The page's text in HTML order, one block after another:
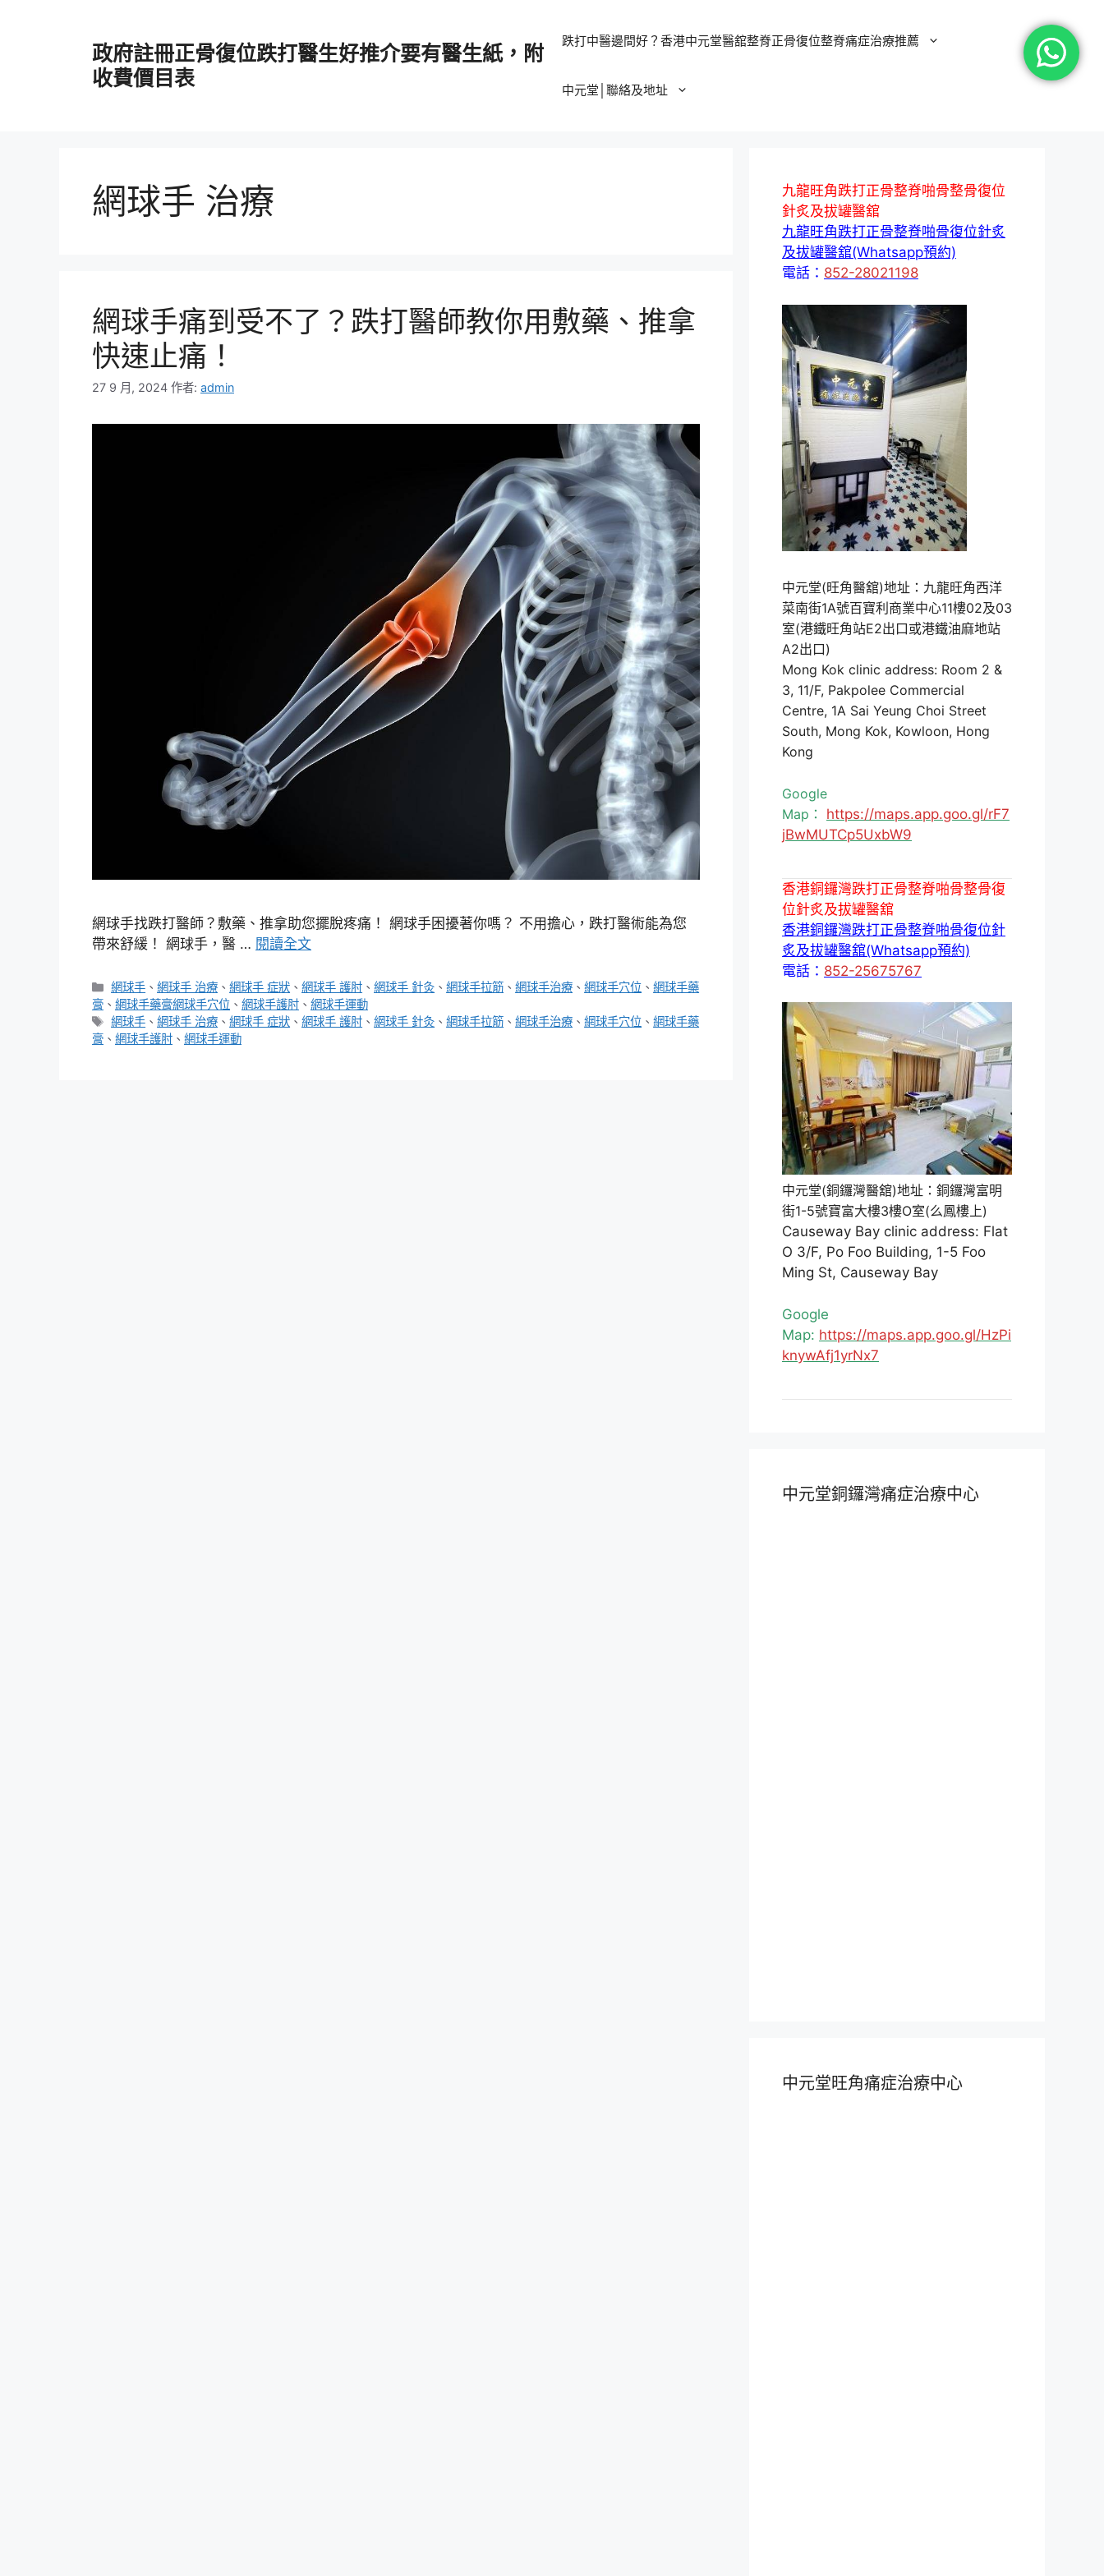
政府註冊正骨復位跌打醫生好推介要有醫生紙，附
收費價目表
跌打中醫邊間好？香港中元堂醫舘整脊正骨復位整脊痛症治療推薦
中元堂│聯絡及地址
網球手 治療
網球手痛到受不了？跌打醫師教你用敷藥、推拿
快速止痛！
27 9 月, 2024 作者: admin
網球手找跌打醫師？敷藥、推拿助您擺脫疼痛！ 網球手困擾著你嗎？ 不用擔心，跌打醫術能為您
帶來舒緩！ 網球手，醫 … 閱讀全文
分
類
網球手 、網球手 治療 、網球手 症狀 、網球手 護肘 、網球手 針灸 、網球手拉筋 、網球手治療 、網球手穴位 、網球手藥
膏 、 網球手藥膏網球手穴位 、 網球手護肘 、 網球手運動
標
籤
網球手 、網球手 治療 、網球手 症狀 、網球手 護肘 、網球手 針灸 、網球手拉筋 、網球手治療 、網球手穴位 、網球手藥
膏 、 網球手護肘 、 網球手運動
九龍旺角跌打正骨整脊啪骨整骨復位
針炙及拔罐醫舘
九龍旺角跌打正骨整脊啪骨復位針炙
及拔罐醫舘(Whatsapp預約)
電話： 852-28021198
中元堂(旺角醫舘)地址：九龍旺角西洋
菜南街1A號百寶利商業中心11樓02及03
室(港鐵旺角站E2出口或港鐵油麻地站
A2出口)
Mong Kok clinic address: Room 2 &
3, 11/F, Pakpolee Commercial
Centre, 1A Sai Yeung Choi Street
South, Mong Kok, Kowloon, Hong
Kong
Google
Map： https://maps.app.goo.gl/rF7
jBwMUTCp5UxbW9
香港銅鑼灣跌打正骨整脊啪骨整骨復
位針炙及拔罐醫舘
香港銅鑼灣跌打正骨整脊啪骨復位針
炙及拔罐醫舘(Whatsapp預約)
電話： 852-25675767
中元堂(銅鑼灣醫舘)地址：銅鑼灣富明
街1-5號寶富大樓3樓O室(么鳳樓上)
Causeway Bay clinic address: Flat
O 3/F, Po Foo Building, 1-5 Foo
Ming St, Causeway Bay
Google
Map: https://maps.app.goo.gl/HzPi
knywAfj1yrNx7
中元堂銅鑼灣痛症治療中心
中元堂旺角痛症治療中心